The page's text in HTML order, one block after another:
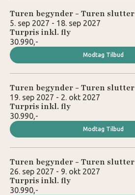
Turen begynder - Turen slutter
5. sep 2027 - 18. sep 2027
Turpris inkl. fly
30.990,-
Modtag Tilbud
Turen begynder - Turen slutter
19. sep 2027 - 2. okt 2027
Turpris inkl. fly
30.990,-
Modtag Tilbud
Turen begynder - Turen slutter
26. sep 2027 - 9. okt 2027
Turpris inkl. fly
30.990,-